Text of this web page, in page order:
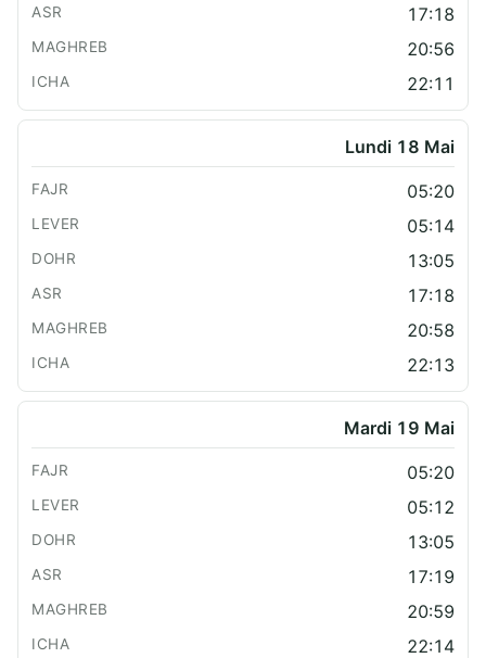
17:18
20:56
22:11
Lundi 18 Mai
05:20
05:14
13:05
17:18
20:58
22:13
Mardi 19 Mai
05:20
05:12
13:05
17:19
20:59
22:14